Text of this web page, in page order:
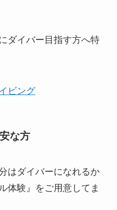
ダイバー目指す方へ特
ビング
な方
はダイバーになれるか
体験』をご用意してま